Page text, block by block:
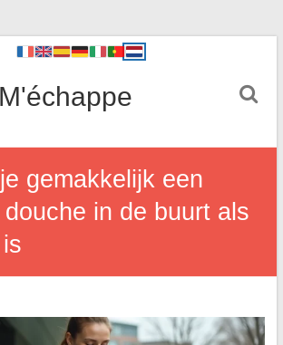
gemakkelijk een
in de buurt als